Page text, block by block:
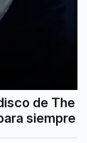
de The
siempre